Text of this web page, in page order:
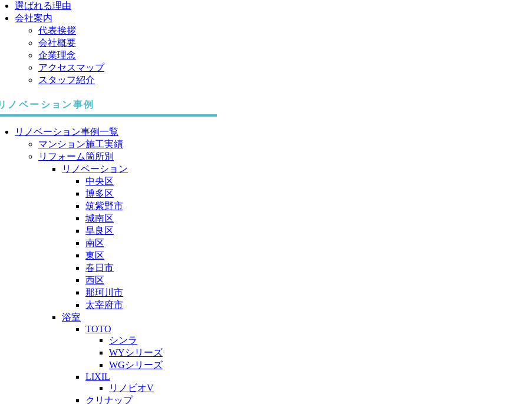
選ばれる理由
会社案内
代表挨拶
会社概要
企業理念
アクセスマップ
スタッフ紹介
ノベーション事例
リノベーション事例一覧
マンション施工実績
リフォーム箇所別
リノベーション
中央区
博多区
筑紫野市
城南区
早良区
南区
東区
春日市
西区
那珂川市
太宰府市
浴室
TOTO
シンラ
WYシリーズ
WGシリーズ
LIXIL
リノビオV
クリナップ